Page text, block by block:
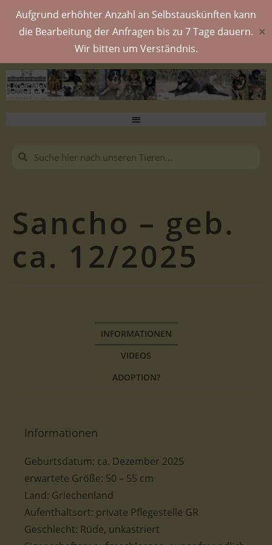
Aufgrund erhöhter Anzahl an Selbstauskünften kann
die Bearbeitung der Anfragen bis zu 7 Tage dauern.
Wir bitten um Verständnis.
✕
Sancho – geb.
ca. 12/2025
INFORMATIONEN
VIDEOS
ADOPTION?
Informationen
Geburtsdatum: ca. Dezember 2025
erwartete Größe: 50 – 55 cm
Land: Griechenland
Aufenthaltsort: private Pflegestelle GR
Geschlecht: Rüde, unkastriert